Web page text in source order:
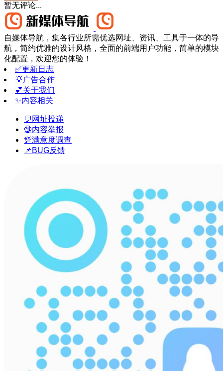
暂无评论...
自媒体导航，集各行业所需优选网址、资讯、工具于一体的导
航，简约优雅的设计风格，全面的前端用户功能，简单的模块
化配置，欢迎您的体验！
✅更新日志
💡广告合作
💕关于我们
✨内容相关
💬网址投递
🔞内容举报
💯满意度调查
📌BUG反馈